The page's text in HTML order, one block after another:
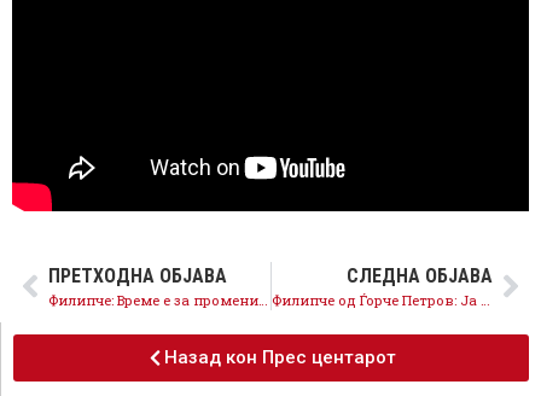
ПРЕТХОДНА ОБЈАВА СЛЕДНА ОБЈАВА
Назад кон Прес центарот